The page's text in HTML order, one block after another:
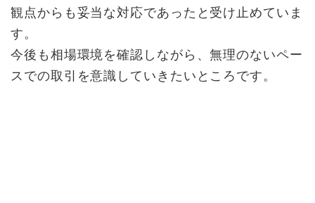
観点からも妥当な対応であったと受け止めていま
す。
今後も相場環境を確認しながら、無理のないペー
スでの取引を意識していきたいところです。